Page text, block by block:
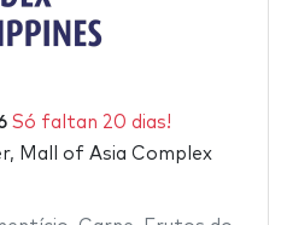
Só faltan 20 dias!
Mall of Asia Complex